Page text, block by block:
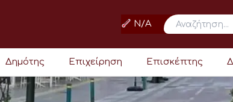
N/A
Δημότης Επιχείρηση Επισκέπτης